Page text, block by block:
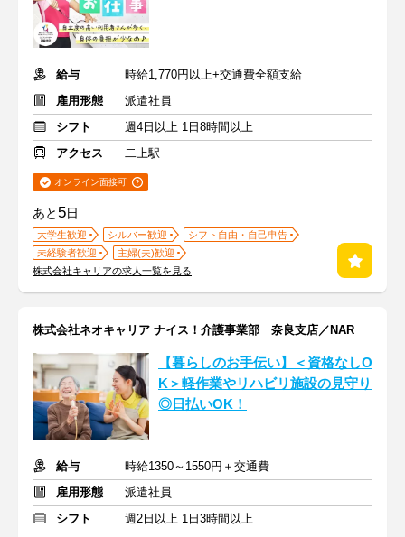
給与
時給1,770円以上+交通費全額支給
雇用形態
派遣社員
シフト
週4日以上 1日8時間以上
アクセス
二上駅
オンライン面接可
あと 5日
大学生歓迎 シルバー歓迎
シフト自由・自己申告
未経験者歓迎
主婦(夫)歓迎
株式会社キャリアの求人一覧を見る
株式会社ネオキャリア ナイス！介護事業部 奈良支店／NAR
【暮らしのお手伝い】＜資格なしO
K＞軽作業やリハビリ施設の見守り
◎日払いOK！
給与
時給1350～1550円＋交通費
雇用形態
派遣社員
シフト
週2日以上 1日3時間以上